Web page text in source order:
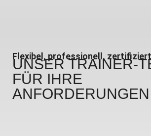
Flexibel, professionell, zertifiziert
UNSER TRAINER-
FÜR IHRE
ANFORDERUNGEN